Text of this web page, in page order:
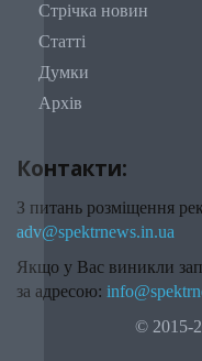
Стрічка новин
Статті
Думки
Архів
Контакти:
З питань розміщення
adv@spektrnews.in.ua
Якщо у Вас виникли
за адресою:
© 2015-